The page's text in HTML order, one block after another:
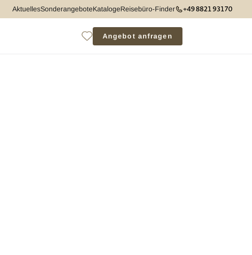
AktuellesSonderangeboteKatalogeReisebüro-Finder +49 8821 93170
Angebot anfragen